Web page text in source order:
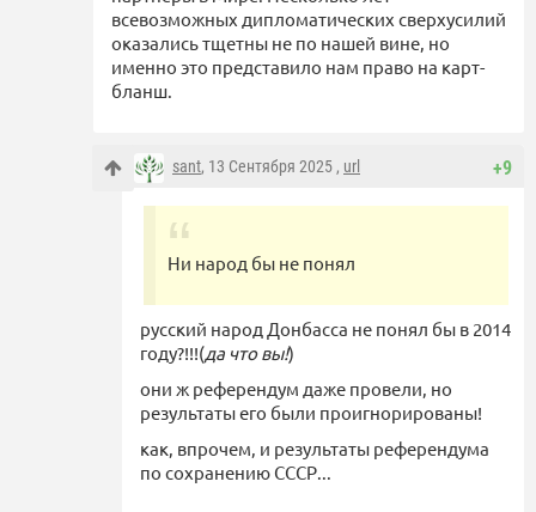
всевозможных дипломатических сверхусилий
оказались тщетны не по нашей вине, но
именно это представило нам право на карт-
бланш.
+9
sant, 13 Сентября 2025 , url
Ни народ бы не понял
русский народ Донбасса не понял бы в 2014
году?!!!(да что вы!)
они ж референдум даже провели, но
результаты его были проигнорированы!
как, впрочем, и результаты референдума
по сохранению СССР...